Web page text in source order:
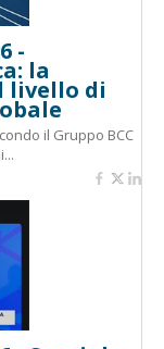
-
la
livello di
il Gruppo BCC